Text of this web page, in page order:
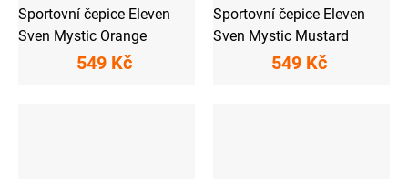
Sportovní čepice Eleven
Sven Mystic Orange
549 Kč
Sportovní čepice Eleven
Sven Mystic Mustard
549 Kč